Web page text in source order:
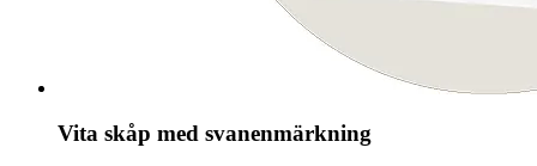
Vita skåp med svanenmärkning